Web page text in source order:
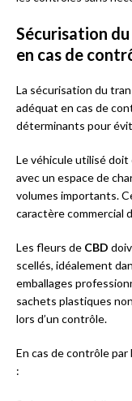
Sécurisation
en cas de
La sécurisation du
adéquat en cas de
déterminants pour
Le véhicule utilisé
avec un espace de
volumes importants.
caractère commercial
Les fleurs de CBD
scellés, idéalement
emballages
sachets plastiques
lors d’un contrôle.
En cas de contrôle par
: